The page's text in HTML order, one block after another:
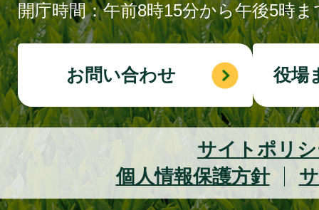
開庁時間：午前8時15分から午後5時ま
お問い合わせ 役場
サイトポリ
個人情報保護方針